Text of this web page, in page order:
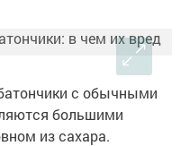
с обычными
большими
из сахара.